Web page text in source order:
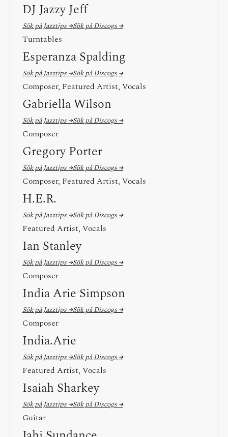
DJ Jazzy Jeff
Sök på Jazztips →Sök på Discogs →
Turntables
Esperanza Spalding
Sök på Jazztips →Sök på Discogs →
Composer, Featured Artist, Vocals
Gabriella Wilson
Sök på Jazztips →Sök på Discogs →
Composer
Gregory Porter
Sök på Jazztips →Sök på Discogs →
Composer, Featured Artist, Vocals
H.E.R.
Sök på Jazztips →Sök på Discogs →
Featured Artist, Vocals
Ian Stanley
Sök på Jazztips →Sök på Discogs →
Composer
India Arie Simpson
Sök på Jazztips →Sök på Discogs →
Composer
India.Arie
Sök på Jazztips →Sök på Discogs →
Featured Artist, Vocals
Isaiah Sharkey
Sök på Jazztips →Sök på Discogs →
Guitar